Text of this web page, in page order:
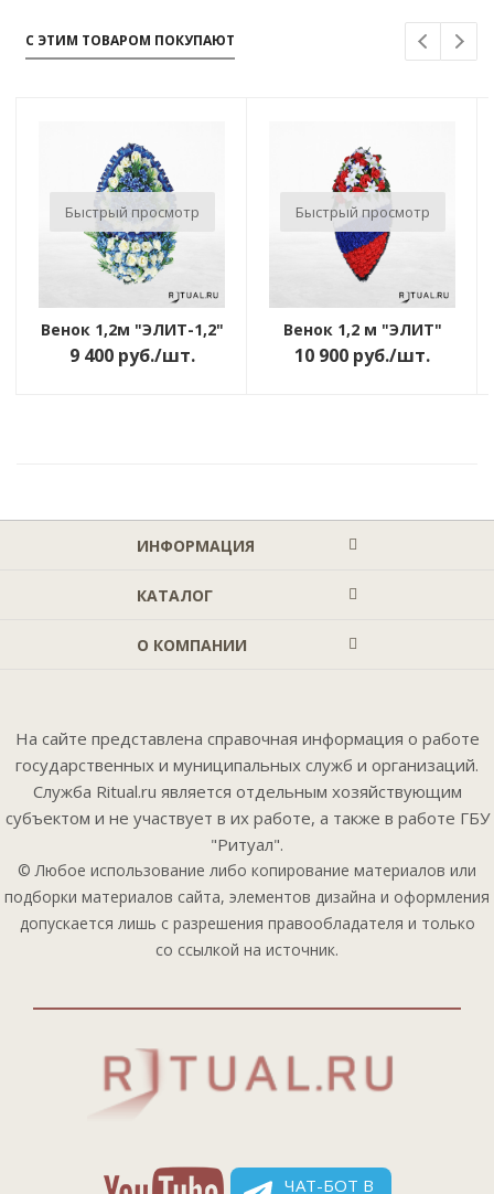
С ЭТИМ ТОВАРОМ ПОКУПАЮТ
Быстрый просмотр
Венок 1,2м "ЭЛИТ-1,2"
9 400руб./шт.
Быстрый просмотр
Венок 1,2 м "ЭЛИТ"
10 900 руб./шт.
ИНФОРМАЦИЯ
КАТАЛОГ
О КОМПАНИИ
На сайте представлена справочная информация о работе
государственных и муниципальных служб и организаций.
Служба Ritual.ru является отдельным хозяйствующим
субъектом и не участвует в их работе, а также в работе ГБУ
"Ритуал".
© Любое использование либо копирование материалов или
подборки материалов сайта, элементов дизайна и оформления
допускается лишь с разрешения правообладателя и только
со ссылкой на источник.
ЧАТ-БОТ В